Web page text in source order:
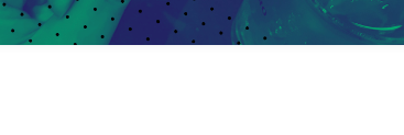
DX物流 AGF・AMR
人事給与ERP導入支援コンサル
ティング